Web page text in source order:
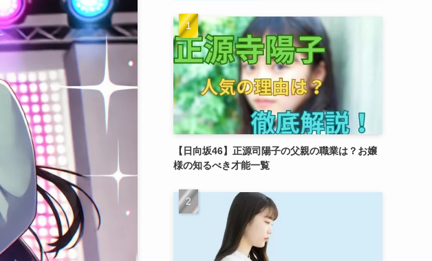
【日向坂46】正源司陽子の父親の職業は？お嬢
様の知るべき才能一覧